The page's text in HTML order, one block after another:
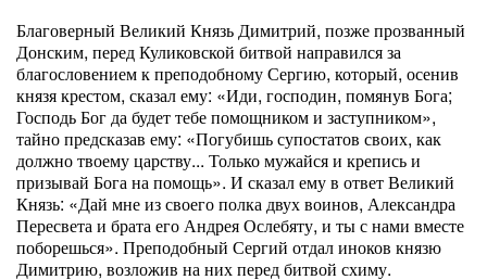
Благоверный Великий Князь Димитрий, позже прозванный
Донским, перед Куликовской битвой направился за
благословением к преподобному Сергию, который, осенив
князя крестом, сказал ему: «Иди, господин, помянув Бога;
Господь Бог да будет тебе помощником и заступником»,
тайно предсказав ему: «Погубишь супостатов своих, как
должно твоему царству... Только мужайся и крепись и
призывай Бога на помощь». И сказал ему в ответ Великий
Князь: «Дай мне из своего полка двух воинов, Александра
Пересвета и брата его Андрея Ослебяту, и ты с нами вместе
поборешься». Преподобный Сергий отдал иноков князю
Димитрию, возложив на них перед битвой схиму.